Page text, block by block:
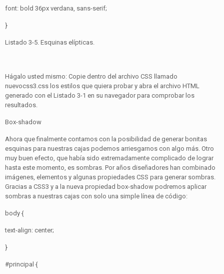
font: bold 36px verdana, sans-serif;
}
Listado 3-5. Esquinas elípticas.
Hágalo usted mismo: Copie dentro del archivo CSS llamado
nuevocss3.css los estilos que quiera probar y abra el archivo HTML
generado con el Listado 3-1 en su navegador para comprobar los
resultados.
Box-shadow
Ahora que finalmente contamos con la posibilidad de generar bonitas
esquinas para nuestras cajas podemos arriesgarnos con algo más. Otro
muy buen efecto, que había sido extremadamente complicado de lograr
hasta este momento, es sombras. Por años diseñadores han combinado
imágenes, elementos y algunas propiedades CSS para generar sombras.
Gracias a CSS3 y a la nueva propiedad box-shadow podremos aplicar
sombras a nuestras cajas con solo una simple línea de código:
body {
text-align: center;
}
#principal {